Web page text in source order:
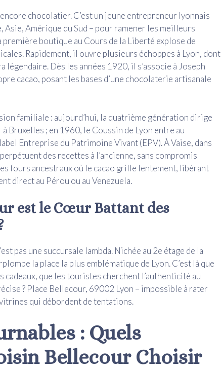
chocolatier. C’est un jeune entrepreneur lyonnais
Amérique du Sud – pour ramener les meilleurs
première boutique au Cours de la Liberté explose de
Rapidement, il ouvre plusieurs échoppes à Lyon, dont
Dès les années 1920, il s’associe à Joseph
cacao, posant les bases d’une chocolaterie artisanale
familiale : aujourd’hui, la quatrième génération dirige
à Bruxelles ; en 1960, le Coussin de Lyon entre au
Entreprise du Patrimoine Vivant (EPV). À Vaise, dans
des recettes à l’ancienne, sans compromis
fours ancestraux où le cacao grille lentement, libérant
direct au Pérou ou au Venezuela.
est le Cœur Battant des
pas une succursale lambda. Nichée au 2e étage de la
la place la plus emblématique de Lyon. C’est là que
cadeaux, que les touristes cherchent l’authenticité au
? Place Bellecour, 69002 Lyon – impossible à rater
qui débordent de tentations.
: Quels
Bellecour Choisir